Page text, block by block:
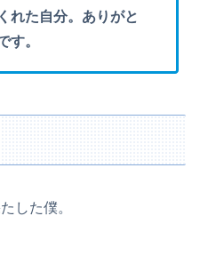
れた自分。ありがと
す。
した僕。